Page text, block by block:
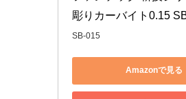
彫りカーバイト0.15
SB-015
Amazonで見る